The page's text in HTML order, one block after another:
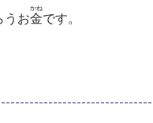
うお金
かね
です。